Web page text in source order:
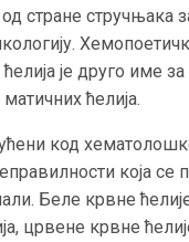
стране стручњака
је друго име за
ћелија.
код
која се
Беле крвне
црвене крвне